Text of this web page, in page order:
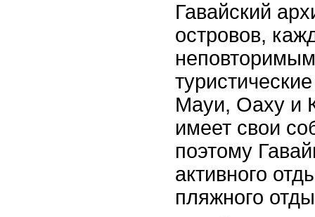
Гавайский
островов,
Мауи, Оаху и
имеет свои
поэтому
активного
пляжного